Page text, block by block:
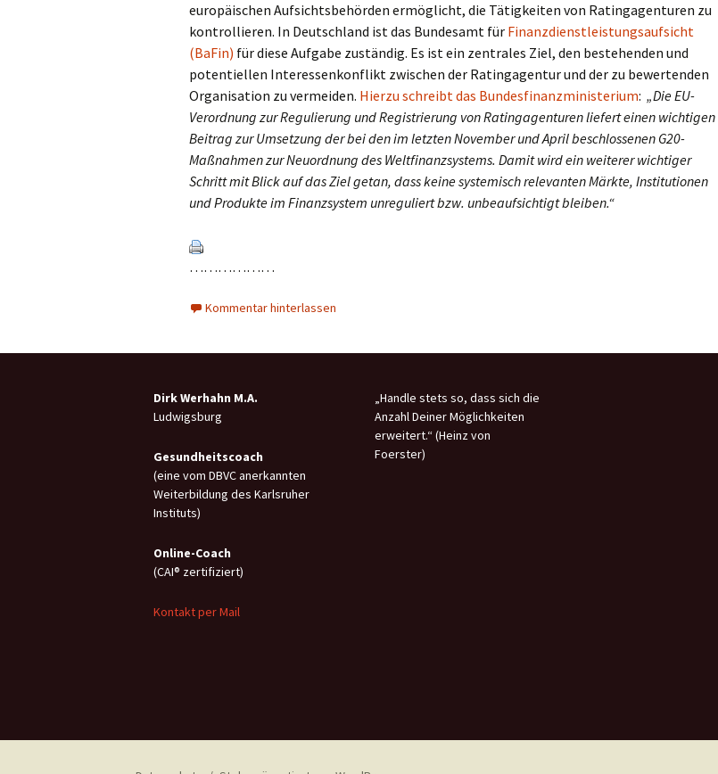
europäischen Aufsichtsbehörden ermöglicht, die Tätigkeiten von Ratingagenturen zu
kontrollieren. In Deutschland ist das Bundesamt für Finanzdienstleistungsaufsicht
(BaFin) für diese Aufgabe zuständig. Es ist ein zentrales Ziel, den bestehenden und
potentiellen Interessenkonflikt zwischen der Ratingagentur und der zu bewertenden
Organisation zu vermeiden. Hierzu schreibt das Bundesfinanzministerium: „Die EU-
Verordnung zur Regulierung und Registrierung von Ratingagenturen liefert einen wichtigen
Beitrag zur Umsetzung der bei den im letzten November und April beschlossenen G20-
Maßnahmen zur Neuordnung des Weltfinanzsystems. Damit wird ein weiterer wichtiger
Schritt mit Blick auf das Ziel getan, dass keine systemisch relevanten Märkte, Institutionen
und Produkte im Finanzsystem unreguliert bzw. unbeaufsichtigt bleiben.“
………………
Kommentar hinterlassen
Dirk Werhahn M.A.
Ludwigsburg
Gesundheitscoach
(eine vom DBVC anerkannten
Weiterbildung des Karlsruher
Instituts)
Online-Coach
(CAI® zertifiziert)
Kontakt per Mail
„Handle stets so, dass sich die
Anzahl Deiner Möglichkeiten
erweitert.“ (Heinz von
Foerster)